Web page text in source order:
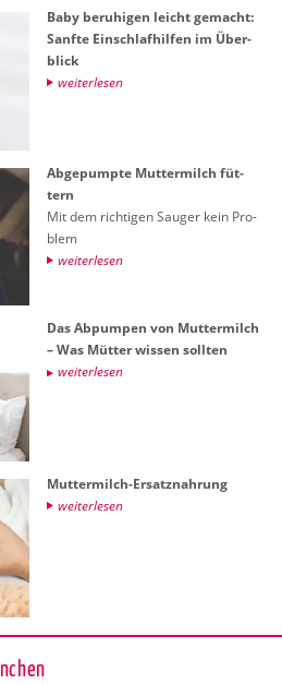
Baby be­ru­hi­gen leicht ge­macht:
Sanf­te Ein­schlaf­hil­fen im Über­
blick
wei­ter­le­sen
Ab­ge­pump­te Mut­ter­milch füt­
tern
Mit dem rich­ti­gen Sau­ger kein Pro­
blem
wei­ter­le­sen
Das Ab­pum­pen von Mut­ter­milch
– Was Müt­ter wis­sen soll­ten
wei­ter­le­sen
Mut­ter­milch-Er­satz­nah­rung
wei­ter­le­sen